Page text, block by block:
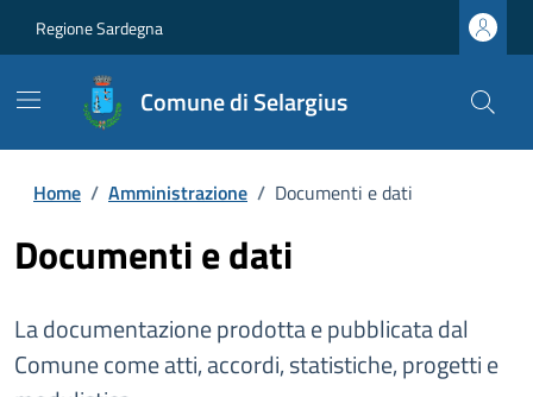
Regione Sardegna
Comune di Selargius
Home / Amministrazione / Documenti e dati
Documenti e dati
La documentazione prodotta e pubblicata dal
Comune come atti, accordi, statistiche, progetti e